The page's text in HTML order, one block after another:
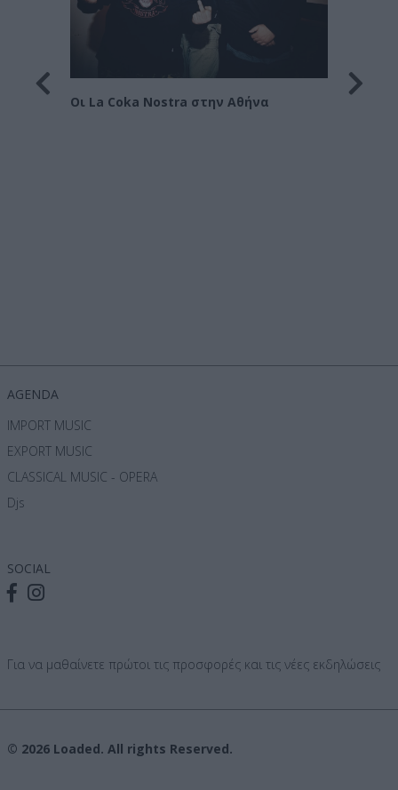
Οι La Coka Nostra στην Αθήνα
AGENDA
IMPORT MUSIC
EXPORT MUSIC
CLASSICAL MUSIC - OPERA
Djs
SOCIAL
Για να μαθαίνετε πρώτοι τις προσφορές και τις νέες εκδηλώσεις
© 2026 Loaded. All rights Reserved.